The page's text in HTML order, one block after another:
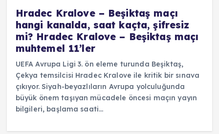
Hradec Kralove – Beşiktaş maçı
hangi kanalda, saat kaçta, şifresiz
mi? Hradec Kralove – Beşiktaş maçı
muhtemel 11’ler
UEFA Avrupa Ligi 3. ön eleme turunda Beşiktaş,
Çekya temsilcisi Hradec Kralove ile kritik bir sınava
çıkıyor. Siyah-beyazlıların Avrupa yolculuğunda
büyük önem taşıyan mücadele öncesi maçın yayın
bilgileri, başlama saati…